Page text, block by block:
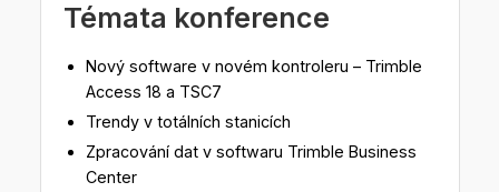
Témata konference
Nový software v novém kontroleru – Trimble
Access 18 a TSC7
Trendy v totálních stanicích
Zpracování dat v softwaru Trimble Business
Center